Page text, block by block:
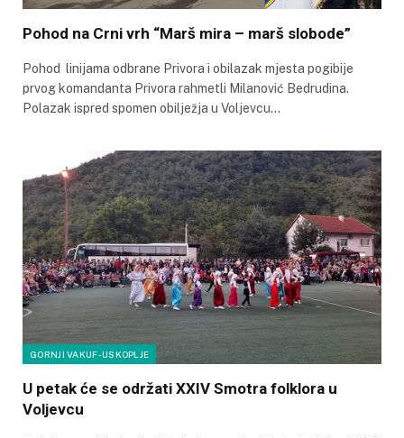
Pohod na Crni vrh “Marš mira – marš slobode”
Pohod linijama odbrane Privora i obilazak mjesta pogibije
prvog komandanta Privora rahmetli Milanović Bedrudina.
Polazak ispred spomen obilježja u Voljevcu…
GORNJI VAKUF-USKOPLJE
U petak će se održati XXIV Smotra folklora u
Voljevcu